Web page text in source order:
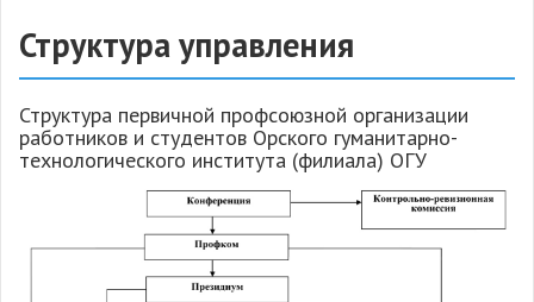
Структура управления
Структура первичной профсоюзной организации
работников и студентов Орского гуманитарно-
технологического института (филиала) ОГУ